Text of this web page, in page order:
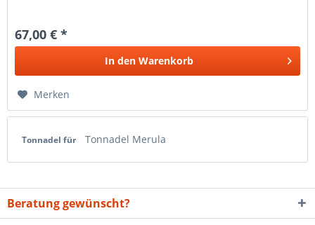
67,00 € *
In den Warenkorb
Merken
Tonnadel für Tonnadel Merula
Beratung gewünscht?